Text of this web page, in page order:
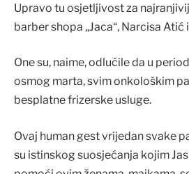
Upravo tu osjetljivost za
barber shopa „Jaca“, Narcisa Atić
One su, naime, odlučile da u
osmog marta, svim onkološkim
besplatne frizerske usluge.
Ovaj human gest vrijedan svake
su istinskog suosjećanja kojim